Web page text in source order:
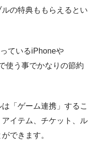
の特典ももらえるとい
ているiPhoneや
使う事でかなりの節約
「ゲーム連携」するこ
イテム、チケット、ル
できます。